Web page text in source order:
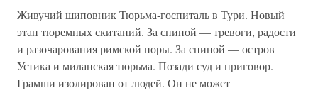
Живучий шиповник Тюрьма-госпиталь в Тури. Новый
этап тюремных скитаний. За спиной — тревоги, радости
и разочарования римской поры. За спиной — остров
Устика и миланская тюрьма. Позади суд и приговор.
Грамши изолирован от людей. Он не может